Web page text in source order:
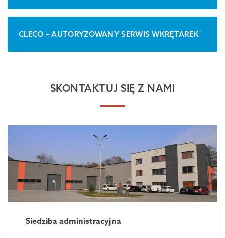
CLECO – AUTORYZOWANY SERWIS WKRĘTAREK
SKONTAKTUJ SIĘ Z NAMI
Siedziba administracyjna